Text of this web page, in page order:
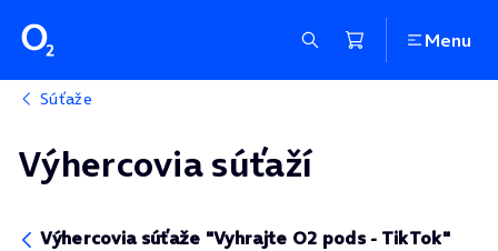
Menu
Súťaže
Výhercovia súťaží
Výhercovia súťaže "Vyhrajte O2 pods - TikTok"